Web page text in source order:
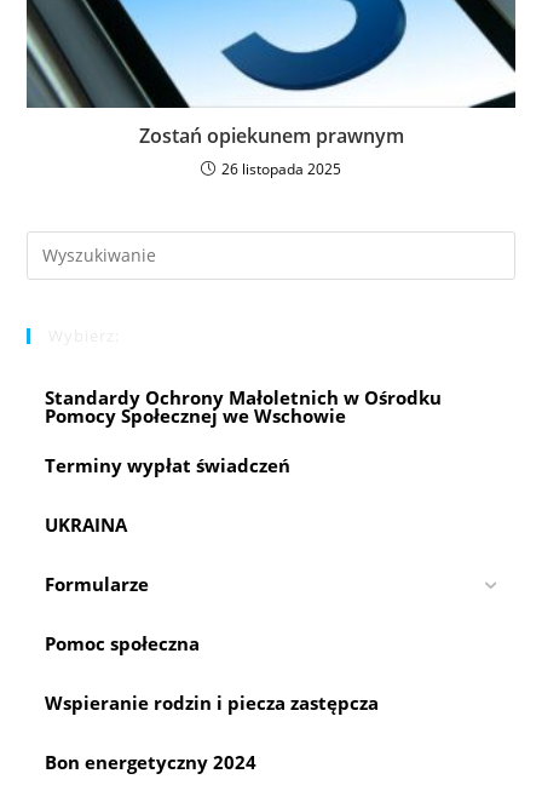
Zostań opiekunem prawnym
26 listopada 2025
Standardy Ochrony Małoletnich w Ośrodku
Pomocy Społecznej we Wschowie
Terminy wypłat świadczeń
UKRAINA
Formularze
Pomoc społeczna
Wspieranie rodzin i piecza zastępcza
Bon energetyczny 2024